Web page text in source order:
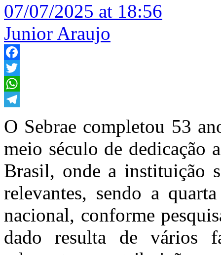
07/07/2025 at 18:56
Junior Araujo
Facebook
Twitter
WhatsApp
O Sebrae completou 53
meio século de dedicação
Brasil, onde a instituição
relevantes, sendo a
nacional, conforme
dado resulta de vários